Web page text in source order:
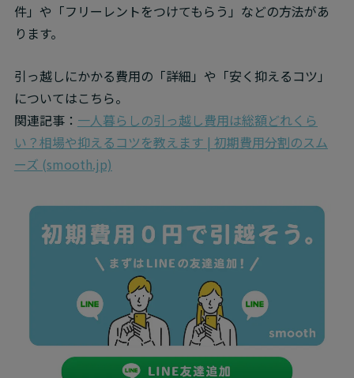
件」や「フリーレントをつけてもらう」などの方法があ
ります。
引っ越しにかかる費用の「詳細」や「安く抑えるコツ」
についてはこちら。
関連記事： 一人暮らしの引っ越し費用は総額どれくら
い？相場や抑えるコツを教えます | 初期費用分割のスム
ーズ (smooth.jp)